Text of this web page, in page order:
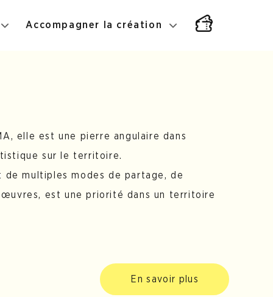
Accompagner la création
elle est une pierre angulaire dans
sur le territoire.
multiples modes de partage, de
est une priorité dans un territoire
En savoir plus